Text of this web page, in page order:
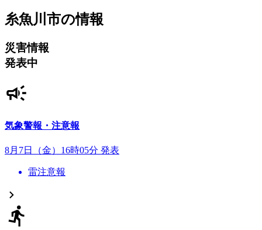
糸魚川市の情報
災害情報
発表中
気象警報・注意報
8月7日（金）16時05分 発表
雷注意報